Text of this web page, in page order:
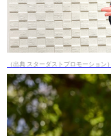
（出典 スターダストプロモーション）